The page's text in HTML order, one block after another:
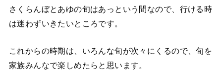
さくらんぼとあゆの旬はあっという間なので、行ける時
は迷わずいきたいところです。
これからの時期は、いろんな旬が次々にくるので、旬を
家族みんなで楽しめたらと思います。